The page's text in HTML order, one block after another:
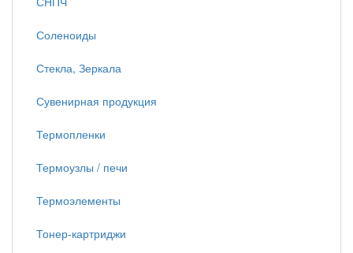
Соленоиды
Стекла, Зеркала
Сувенирная продукция
Термопленки
Термоузлы / печи
Термоэлементы
Тонер-картриджи